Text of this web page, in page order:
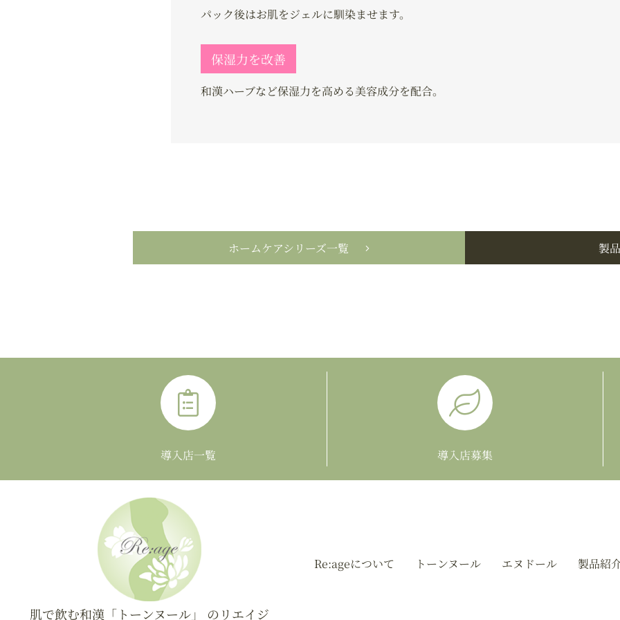
パック後はお肌をジェルに馴染ませます。
保湿力を改善
和漢ハーブなど保湿力を高める美容成分を配合。
ホームケアシリーズ一覧 製
導入店一覧 導入店募集
肌で飲む和漢「トーンヌール」 のリエイジ
Re:ageについて トーンヌール エヌドール 製品紹